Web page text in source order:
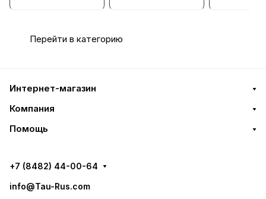
Перейти в категорию
Интернет-магазин
Компания
Помощь
+7 (8482) 44-00-64
info@Tau-Rus.com